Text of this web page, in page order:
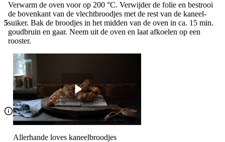
5
Verwarm de oven voor op 200 °C. Verwijder de folie en bestrooi
de bovenkant van de vlechtbroodjes met de rest van de kaneel­
suiker. Bak de broodjes in het midden van de oven in ca. 15 min.
goudbruin en gaar. Neem uit de oven en laat afkoelen op een
rooster.
Allerhande loves kaneelbroodjes